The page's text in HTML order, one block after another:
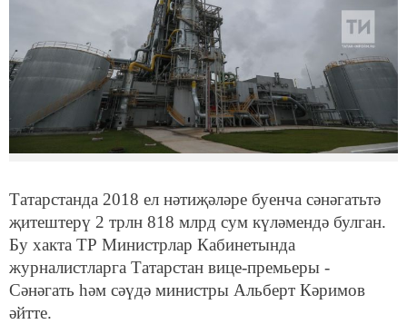
Татарстанда 2018 ел нәтиҗәләре буенча сәнәгатьтә
җитештерү 2 трлн 818 млрд сум күләмендә булган.
Бу хакта ТР Министрлар Кабинетында
журналистларга Татарстан вице-премьеры -
Сәнәгать һәм сәүдә министры Альберт Кәримов
әйтте.